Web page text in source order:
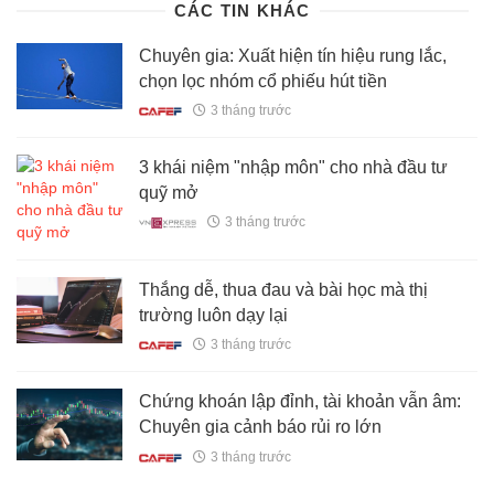
CÁC TIN KHÁC
Chuyên gia: Xuất hiện tín hiệu rung lắc,
chọn lọc nhóm cổ phiếu hút tiền
3 tháng trước
3 khái niệm "nhập môn" cho nhà đầu tư
quỹ mở
3 tháng trước
Thắng dễ, thua đau và bài học mà thị
trường luôn dạy lại
3 tháng trước
Chứng khoán lập đỉnh, tài khoản vẫn âm:
Chuyên gia cảnh báo rủi ro lớn
3 tháng trước